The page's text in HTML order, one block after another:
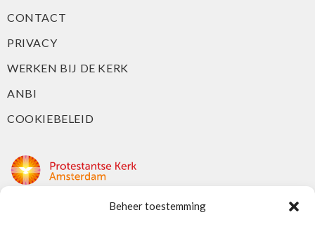
Beheer toestemming
CONTACT
PRIVACY
WERKEN BIJ DE KERK
ANBI
COOKIEBELEID